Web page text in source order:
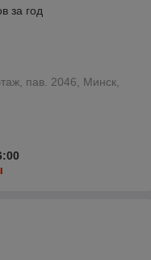
за год
пав. 2046, Минск,